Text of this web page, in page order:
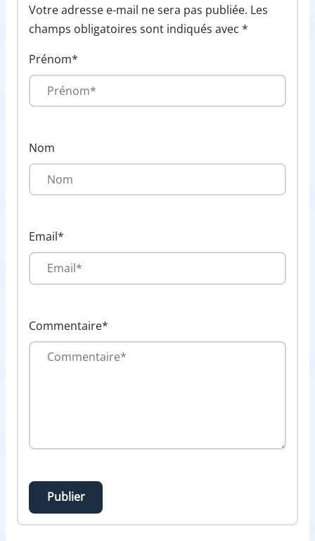
Votre adresse e-mail ne sera pas publiée. Les
champs obligatoires sont indiqués avec *
Prénom*
Nom
Email*
Commentaire*
Publier